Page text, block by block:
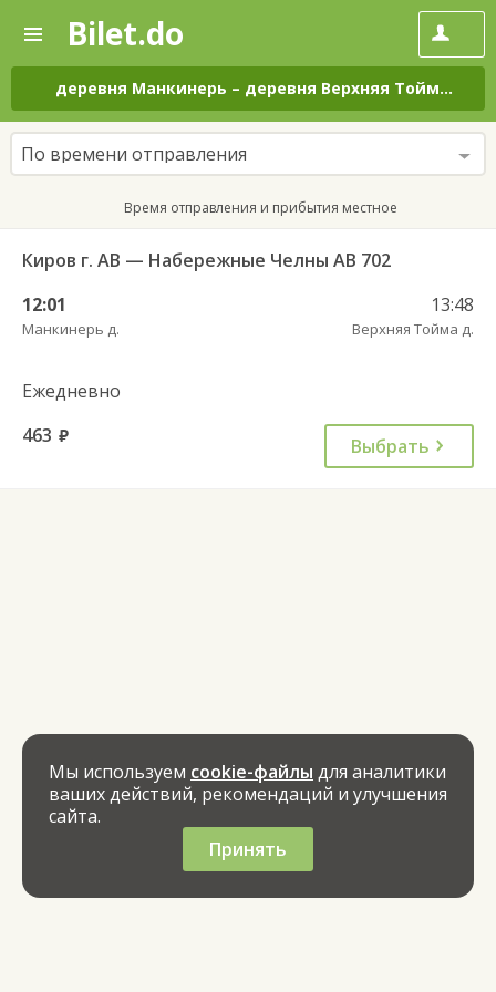
—
Поиск
и
покупка
билетов
на
автобус
онлайн
Bilet.do
деревня Манкинерь – деревня Верхняя Тойма
По времени отправления
Время отправления и прибытия местное
Киров г. АВ — Набережные Челны АВ 702
12:01
Манкинерь д.
13:48
Верхняя Тойма д.
Ежедневно
463 руб. Выбрать
Мы используем cookie-файлы для аналитики
ваших действий, рекомендаций и улучшения
сайта.
Принять